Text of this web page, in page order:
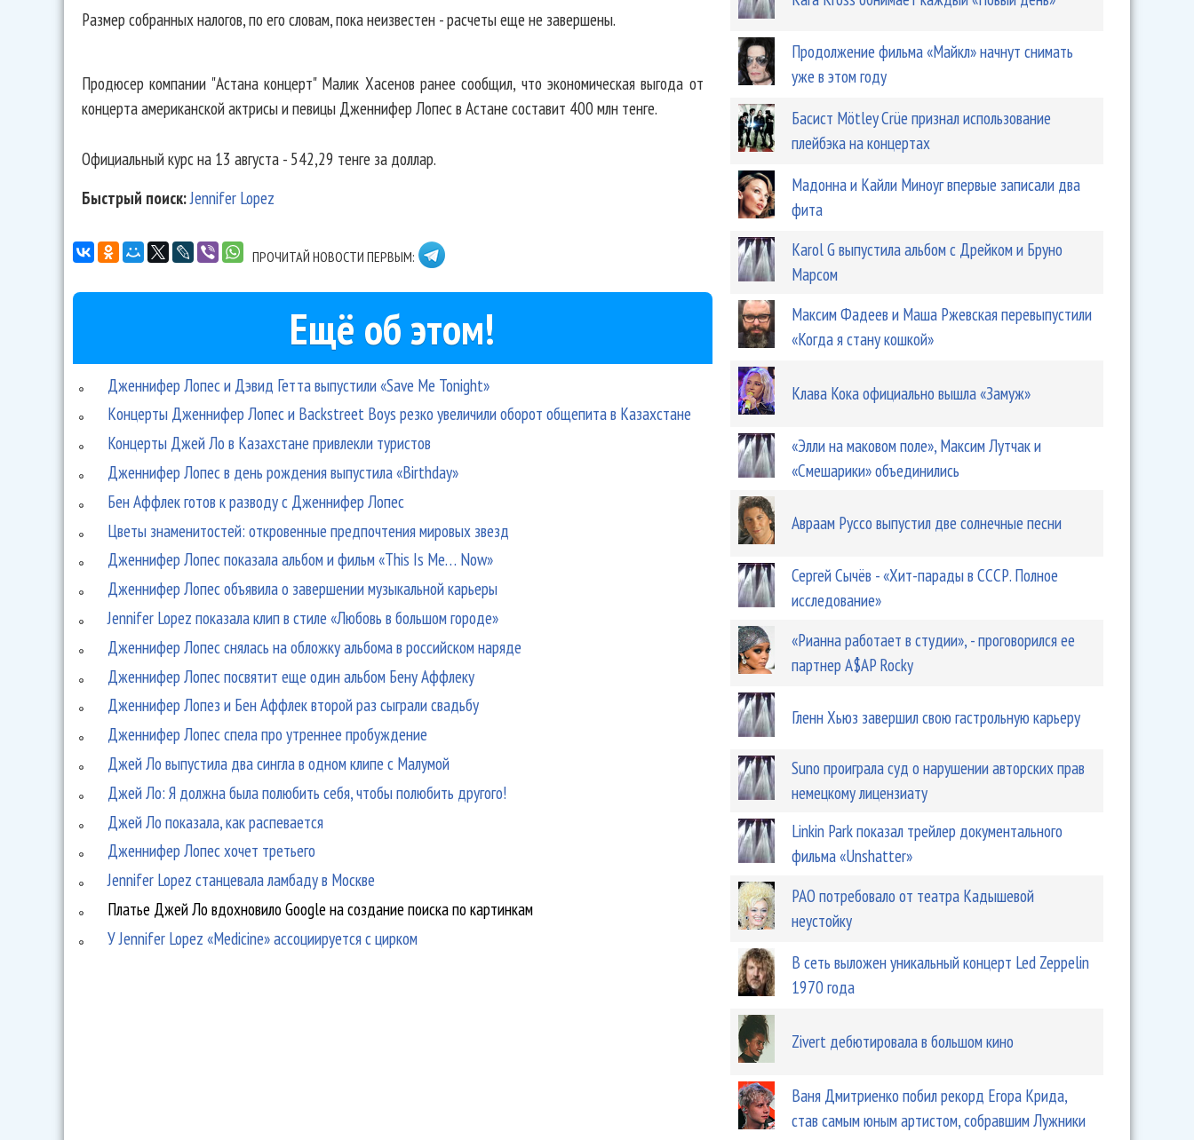
Размер собранных налогов, по его словам, пока неизвестен - расчеты еще не завершены.
Продюсер компании "Астана концерт" Малик Хасенов ранее сообщил, что экономическая выгода от
концерта американской актрисы и певицы Дженнифер Лопес в Астане составит 400 млн тенге.
Официальный курс на 13 августа - 542,29 тенге за доллар.
Быстрый поиск:Jennifer Lopez
ПРОЧИТАЙ НОВОСТИ ПЕРВЫМ:
Ещё об этом!
Дженнифер Лопес и Дэвид Гетта выпустили «Save Me Tonight»
Kонцерты Дженнифер Лопес и Backstreet Boys резко увеличили оборот общепита в Казахстане
Концерты Джей Ло в Казахстане привлекли туристов
Дженнифер Лопес в день рождения выпустила «Birthday»
Бен Аффлек готов к разводу с Дженнифер Лопес
Цветы знаменитостей: откровенные предпочтения мировых звезд
Дженнифер Лопес показала альбом и фильм «This Is Me… Now»
Дженнифер Лопес объявила о завершении музыкальной карьеры
Jennifer Lopez показала клип в стиле «Любовь в большом городе»
Дженнифер Лопес снялась на обложку альбома в российском наряде
Дженнифер Лопес посвятит еще один альбом Бену Аффлеку
Дженнифер Лопез и Бен Аффлек второй раз сыграли свадьбу
Дженнифер Лопеc спела про утреннее пробуждение
Джей Ло выпустила два сингла в одном клипе с Малумой
Джей Ло: Я должна была полюбить себя, чтобы полюбить другого!
Джей Ло показала, как распевается
Дженнифер Лопес хочет третьего
Jennifer Lopez станцевала ламбаду в Москве
Платье Джей Ло вдохновило Google на создание поиска по картинкам
У Jennifer Lopez «Medicine» ассоциируется с цирком
Продолжение фильма «Майкл» начнут снимать
уже в этом году
Басист Mötley Crüe признал использование
плейбэка на концертах
Мадонна и Кайли Миноуг впервые записали два
фита
Karol G выпустила альбом с Дрейком и Бруно
Марсом
Максим Фадеев и Маша Ржевская перевыпустили
«Когда я стану кошкой»
Клава Кока официально вышла «Замуж»
«Элли на маковом поле», Максим Лутчак и
«Смешарики» объединились
Авраам Руссо выпустил две солнечные песни
Сергей Сычёв - «Хит-парады в СССР. Полное
исследование»
«Рианна работает в студии», - проговорился ее
партнер A$AP Rocky
Гленн Хьюз завершил свою гастрольную карьеру
Suno проиграла суд о нарушении авторских прав
немецкому лицензиату
Linkin Park показал трейлер документального
фильма «Unshatter»
РАО потребовало от театра Кадышевой
неустойку
В сеть выложен уникальный концерт Led Zeppelin
1970 года
Zivert дебютировала в большом кино
Ваня Дмитриенко побил рекорд Егора Крида,
став самым юным артистом, собравшим Лужники